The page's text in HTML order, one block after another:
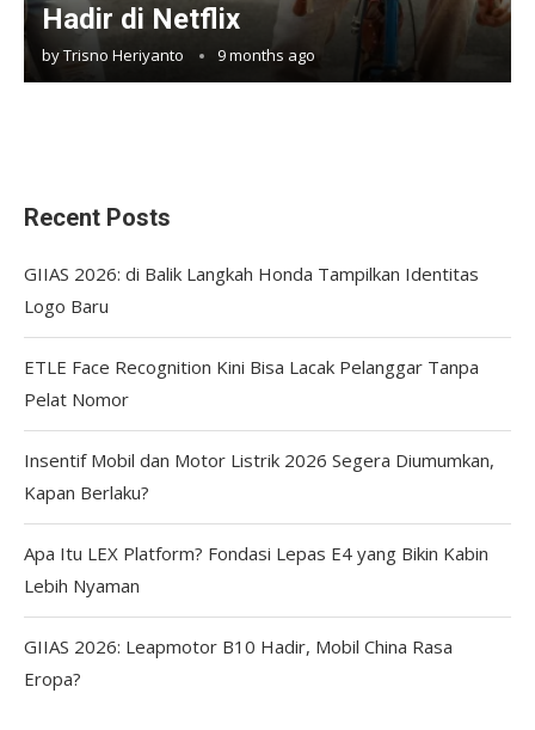
Hadir di Netflix
byTrisno Heriyanto 9 months ago
Recent Posts
GIIAS 2026: di Balik Langkah Honda Tampilkan Identitas
Logo Baru
ETLE Face Recognition Kini Bisa Lacak Pelanggar Tanpa
Pelat Nomor
Insentif Mobil dan Motor Listrik 2026 Segera Diumumkan,
Kapan Berlaku?
Apa Itu LEX Platform? Fondasi Lepas E4 yang Bikin Kabin
Lebih Nyaman
GIIAS 2026: Leapmotor B10 Hadir, Mobil China Rasa
Eropa?